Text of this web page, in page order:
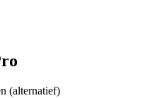
(alternatief)